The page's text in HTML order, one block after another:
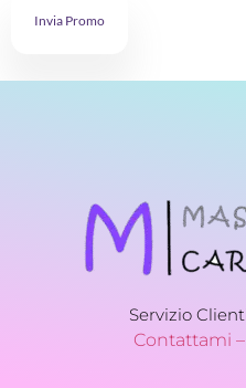
Invia Promo
Servizio
Contattami –